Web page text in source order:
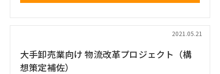
-計画したコミュニケーションプランの実施、モニタリン2021.05.21
大手卸売業向け 物流改革プロジェクト（構
想策定補佐）